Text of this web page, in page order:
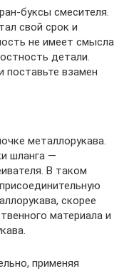
буксы смесителя.
свой срок и
не имеет смысла
детали.
поставьте взамен
металлорукава.
шланга —
В таком
скорее
материала и
применяя